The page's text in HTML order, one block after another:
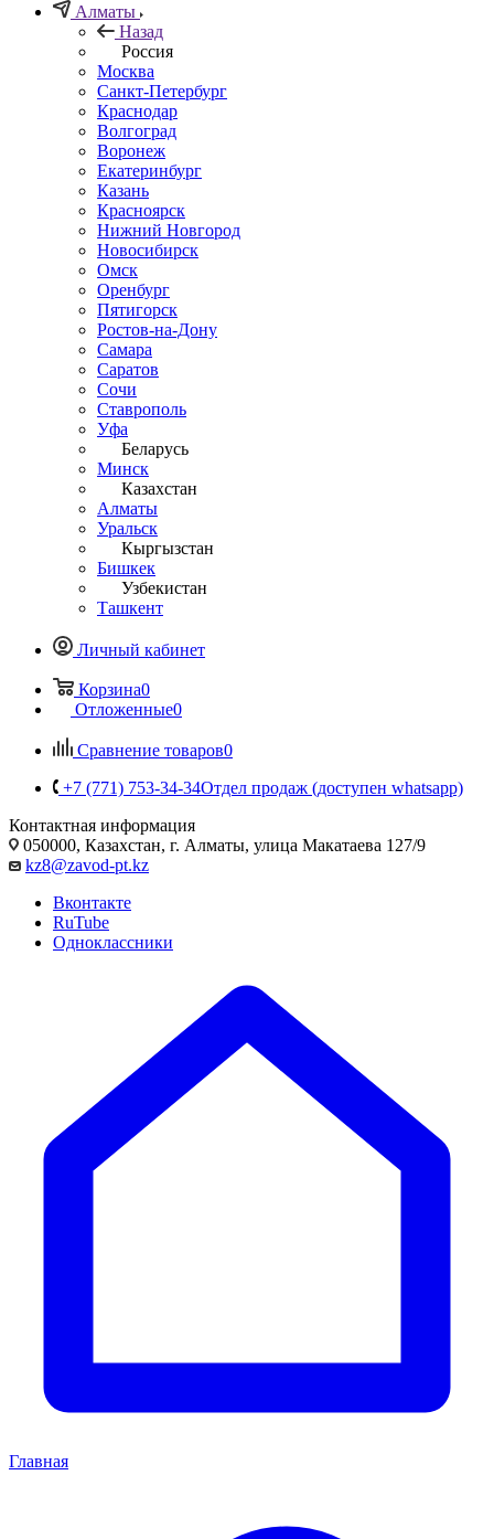
Алматы
Назад
Россия
Москва
Санкт-Петербург
Краснодар
Волгоград
Воронеж
Екатеринбург
Казань
Красноярск
Нижний Новгород
Новосибирск
Омск
Оренбург
Пятигорск
Ростов-на-Дону
Самара
Саратов
Сочи
Ставрополь
Уфа
Беларусь
Минск
Казахстан
Алматы
Уральск
Кыргызстан
Бишкек
Узбекистан
Ташкент
Личный кабинет
Корзина0
Отложенные0
Сравнение товаров0
+7 (771) 753-34-34Отдел продаж (доступен whatsapp)
Контактная информация
050000, Казахстан, г. Алматы, улица Макатаева 127/9
kz8@zavod-pt.kz
Вконтакте
RuTube
Одноклассники
Главная